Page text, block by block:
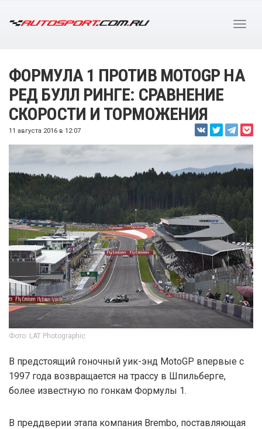
ФОРМУЛА 1 ПРОТИВ MOTOGP НА
РЕД БУЛЛ РИНГЕ: СРАВНЕНИЕ
СКОРОСТИ И ТОРМОЖЕНИЯ
11 августа 2016 в 12:07
Фото: LAT Photographic
В предстоящий гоночный уик-энд MotoGP впервые с
1997 года возвращается на трассу в Шпильберге,
более известную по гонкам Формулы 1.
В преддверии этапа компания Brembo, поставляющая